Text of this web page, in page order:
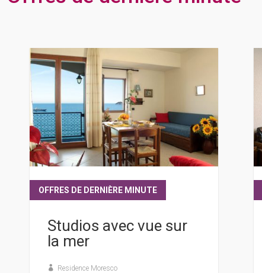
lire plus
Studios avec vue sur
la mer
OFFRES DE DERNIÈRE MINUTE
Residence Moresco